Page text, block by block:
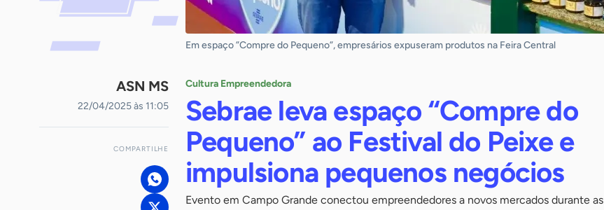
Em espaço ”Compre do Pequeno”, empresários expuseram produtos na Feira Central
ASN MS
22/04/2025 às 11:05
COMPARTILHE
Cultura Empreendedora
Sebrae leva espaço “Compre do
Pequeno” ao Festival do Peixe e
impulsiona pequenos negócios
Evento em Campo Grande conectou empreendedores a novos mercados durante as